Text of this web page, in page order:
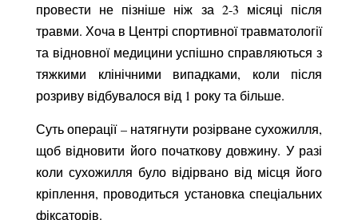
провести не пізніше ніж за 2-3 місяці після
травми. Хоча в Центрі спортивної травматології
та відновної медицини успішно справляються з
тяжкими клінічними випадками, коли після
розриву відбувалося від 1 року та більше.
Суть операції – натягнути розірване сухожилля,
щоб відновити його початкову довжину. У разі
коли сухожилля було відірвано від місця його
кріплення, проводиться установка спеціальних
фіксаторів.